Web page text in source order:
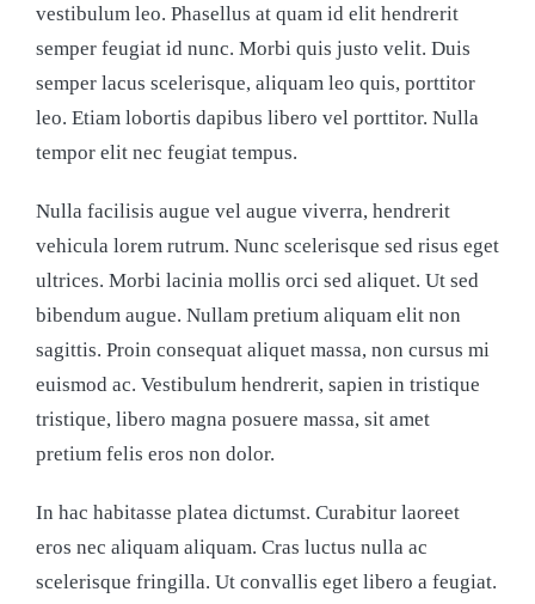
vestibulum leo. Phasellus at quam id elit hendrerit
semper feugiat id nunc. Morbi quis justo velit. Duis
semper lacus scelerisque, aliquam leo quis, porttitor
leo. Etiam lobortis dapibus libero vel porttitor. Nulla
tempor elit nec feugiat tempus.
Nulla facilisis augue vel augue viverra, hendrerit
vehicula lorem rutrum. Nunc scelerisque sed risus eget
ultrices. Morbi lacinia mollis orci sed aliquet. Ut sed
bibendum augue. Nullam pretium aliquam elit non
sagittis. Proin consequat aliquet massa, non cursus mi
euismod ac. Vestibulum hendrerit, sapien in tristique
tristique, libero magna posuere massa, sit amet
pretium felis eros non dolor.
In hac habitasse platea dictumst. Curabitur laoreet
eros nec aliquam aliquam. Cras luctus nulla ac
scelerisque fringilla. Ut convallis eget libero a feugiat.